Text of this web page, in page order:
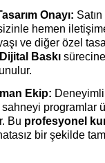
Onayı:
hemen
ve diğer özel
Dijital Baskı
Ekip:
sahneyi programlar
Bu profesyonel
bir şekilde